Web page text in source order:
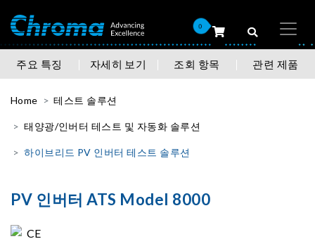
0
주요 특징 자세히 보기 조회 항목 관련 제품
Home 테스트 솔루션
태양광/인버터 테스트 및 자동화 솔루션
하이브리드 PV 인버터 테스트 솔루션
PV 인버터 ATS Model 8000